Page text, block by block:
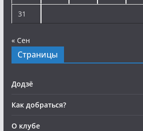
31
« Сен
Страницы
Додзё
Как добраться?
О клубе